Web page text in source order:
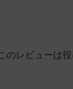
のレビューは